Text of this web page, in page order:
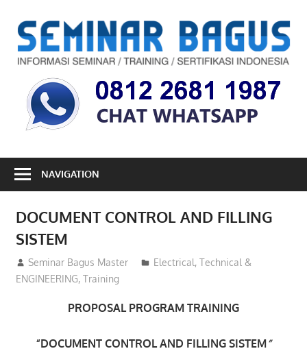
content
Informasi
Seminar,
Training
dan
Indonesia
NAVIGATION
DOCUMENT CONTROL AND FILLING
SISTEM
28/12/2012
Seminar Bagus Master Electrical,Technical &
ENGINEERING, Training
PROPOSAL PROGRAM TRAINING
“DOCUMENT CONTROL AND FILLING SISTEM”